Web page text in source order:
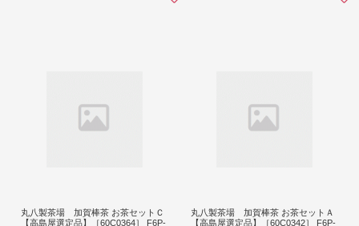
丸八製茶場 加賀棒茶 お茶セットＣ
【高島屋選定品】［60C0364］ F6P-
丸八製茶場 加賀棒茶 お茶セットＡ
【高島屋選定品】［60C0342］ F6P-